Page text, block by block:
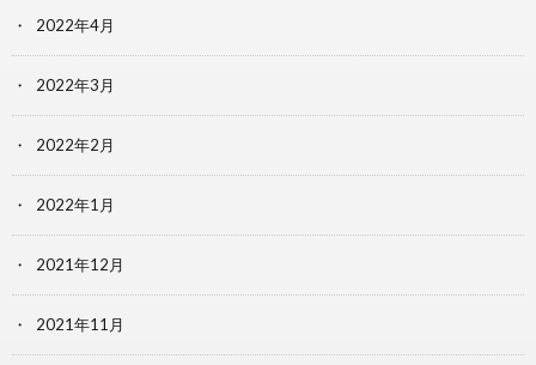
2022年4月
2022年3月
2022年2月
2022年1月
2021年12月
2021年11月